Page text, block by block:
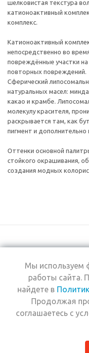
шелковистая текстура
катионоактивный
комплекс.
Катионоактивный
непосредственно во
повреждённые участки
повторных повреждений.
Сферический
натуральных масел:
какао и крамбе.
молекулу красителя,
раскрывается там, как
пигмент и дополнительно
Оттенки основной
стойкого окрашивания,
создания модных
+7 (495) 969-0950
2026 © Интернет-
магазин Estel
Мы используем
работы сайта.
найдете в
Продолжая
соглашаетесь с